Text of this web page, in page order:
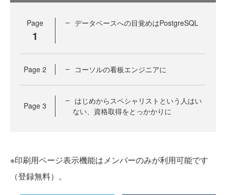
Page
1
データベースへの目覚めはPostgreSQL
Page 2 コーソルの看板エンジニアに
Page 3
はじめからスペシャリストという人はい
ない、資格取得をとっかかりに
※印刷用ページ表示機能はメンバーのみが利用可能です
（登録無料）。